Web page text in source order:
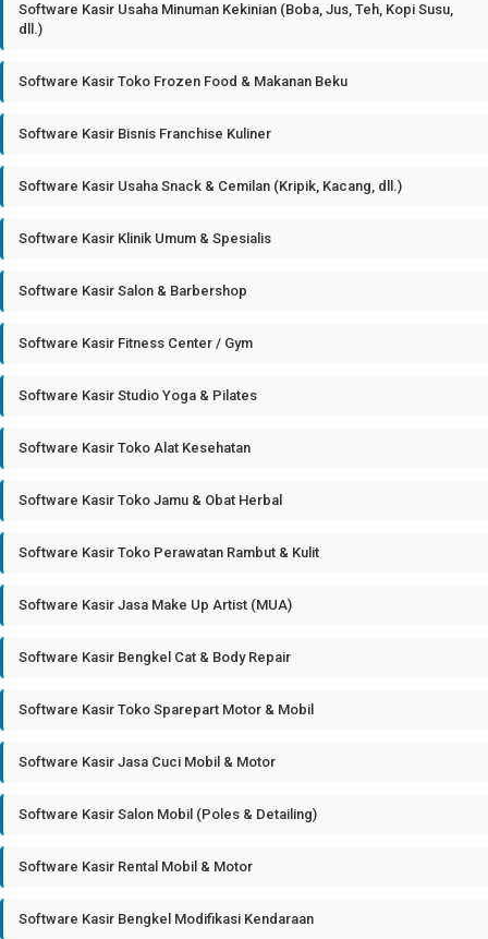
Software Kasir Usaha Minuman Kekinian (Boba, Jus, Teh, Kopi Susu,
dll.)
Software Kasir Toko Frozen Food & Makanan Beku
Software Kasir Bisnis Franchise Kuliner
Software Kasir Usaha Snack & Cemilan (Kripik, Kacang, dll.)
Software Kasir Klinik Umum & Spesialis
Software Kasir Salon & Barbershop
Software Kasir Fitness Center / Gym
Software Kasir Studio Yoga & Pilates
Software Kasir Toko Alat Kesehatan
Software Kasir Toko Jamu & Obat Herbal
Software Kasir Toko Perawatan Rambut & Kulit
Software Kasir Jasa Make Up Artist (MUA)
Software Kasir Bengkel Cat & Body Repair
Software Kasir Toko Sparepart Motor & Mobil
Software Kasir Jasa Cuci Mobil & Motor
Software Kasir Salon Mobil (Poles & Detailing)
Software Kasir Rental Mobil & Motor
Software Kasir Bengkel Modifikasi Kendaraan